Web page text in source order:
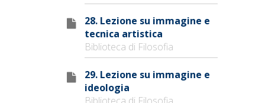
28. Lezione su immagine e
tecnica artistica
Biblioteca di Filosofia
29. Lezione su immagine e
ideologia